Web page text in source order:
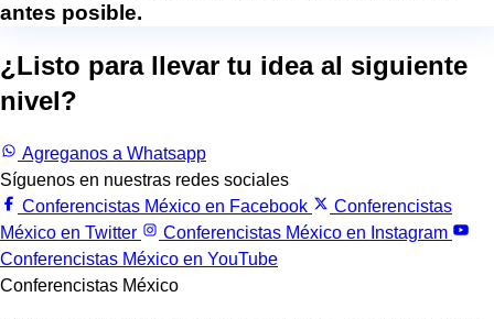
antes posible.
¿Listo para llevar tu idea al siguiente
nivel?
Agreganos a Whatsapp
Síguenos en nuestras redes sociales
Conferencistas México en Facebook
Conferencistas
México en Twitter
Conferencistas México en Instagram
Conferencistas México en YouTube
Conferencistas México